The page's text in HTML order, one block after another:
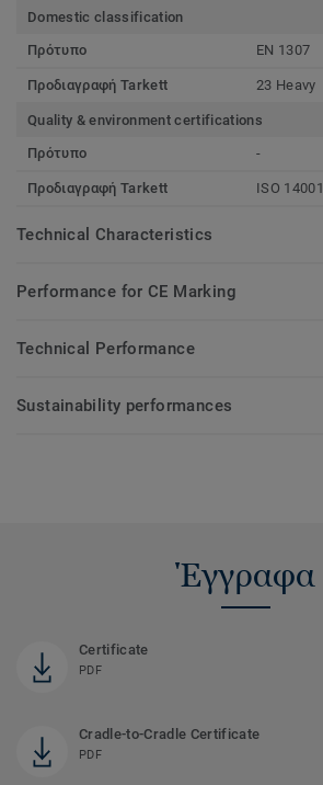
Domestic classification
Πρότυπο
EN 1307
Προδιαγραφή Tarkett 23 Heavy
Quality & environment certifications
Πρότυπο
-
Προδιαγραφή Tarkett ISO 14001
Technical Characteristics
Performance for CE Marking
Technical Performance
Sustainability performances
Έγγραφα
Certificate
PDF
Cradle-to-Cradle Certificate
PDF